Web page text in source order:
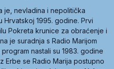
je, nevladina i nepolitička
1995. godine. Prvi
Pokreta krunice za obraćenje i
je suradnja s Radio Marijom
nastali su 1983. godine
Erbe se Radio Marija postupno